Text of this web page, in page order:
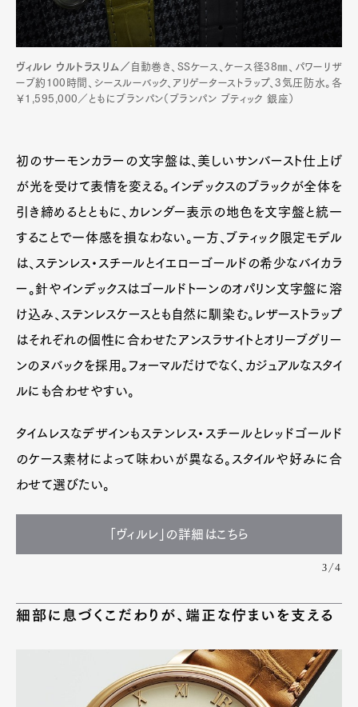
ヴィルレ ウルトラスリム／ 自動巻き、SSケース、ケース径38㎜、パワーリザ
ーブ約100時間、シースルーバック、アリゲーターストラップ、3気圧防水。各
￥1,595,000／ともにブランパン（ブランパン ブティック 銀座）
初のサーモンカラーの文字盤は、美しいサンバースト仕上げ
が光を受けて表情を変える。インデックスのブラックが全体を
引き締めるとともに、カレンダー表示の地色を文字盤と統一
することで一体感を損なわない。一方、ブティック限定モデル
は、ステンレス・スチールとイエローゴールドの希少なバイカラ
ー。針やインデックスはゴールドトーンのオパリン文字盤に溶
け込み、ステンレスケースとも自然に馴染む。レザーストラップ
はそれぞれの個性に合わせたアンスラサイトとオリーブグリー
ンのヌバックを採用。フォーマルだけでなく、カジュアルなスタイ
ルにも合わせやすい。
タイムレスなデザインもステンレス・スチールとレッドゴールド
のケース素材によって味わいが異なる。スタイルや好みに合
わせて選びたい。
「ヴィルレ」の詳細はこちら
3/4
細部に息づくこだわりが、端正な佇まいを支える